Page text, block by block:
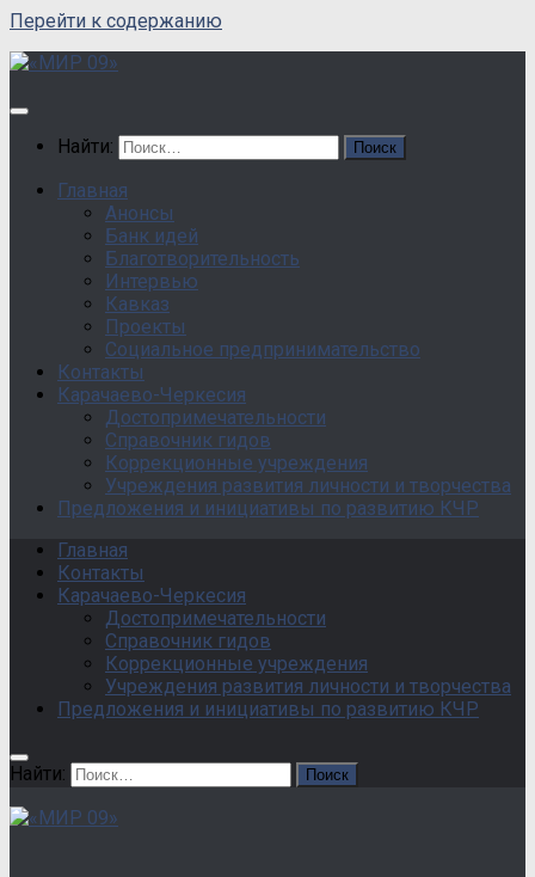
Перейти к содержанию
Найти:
Главная
Анонсы
Банк идей
Благотворительность
Интервью
Кавказ
Проекты
Социальное предпринимательство
Контакты
Карачаево-Черкесия
Достопримечательности
Справочник гидов
Коррекционные учреждения
Учреждения развития личности и творчества
Предложения и инициативы по развитию КЧР
Главная
Контакты
Карачаево-Черкесия
Достопримечательности
Справочник гидов
Коррекционные учреждения
Учреждения развития личности и творчества
Предложения и инициативы по развитию КЧР
Найти: